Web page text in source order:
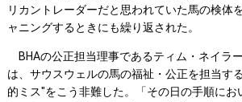
リカントレーダーだと思われていた馬の検体
ャニングするときにも繰り返された。
BHAの公正担当理事であるティム・ネイラ
は、サウスウェルの馬の福祉・公正を担当す
的ミス"をこう非難した。「その日の手順にお